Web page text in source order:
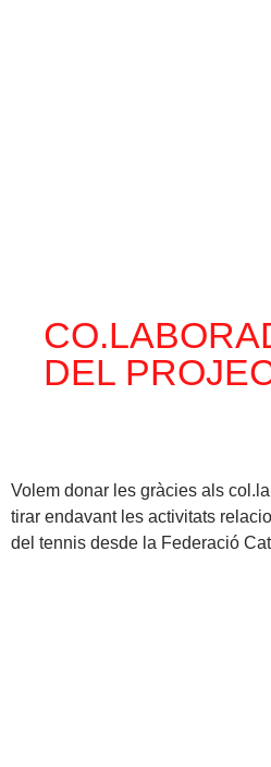
DEL
Volem donar les gràcies als
tirar endavant les activitats
del tennis desde la Federació